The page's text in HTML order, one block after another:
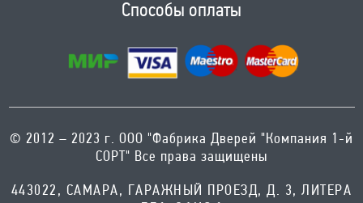
Способы оплаты
© 2012 – 2023 г. ООО "Фабрика Дверей "Компания 1-й
СОРТ" Все права защищены
443022, САМАРА, ГАРАЖНЫЙ ПРОЕЗД, Д. 3, ЛИТЕРА